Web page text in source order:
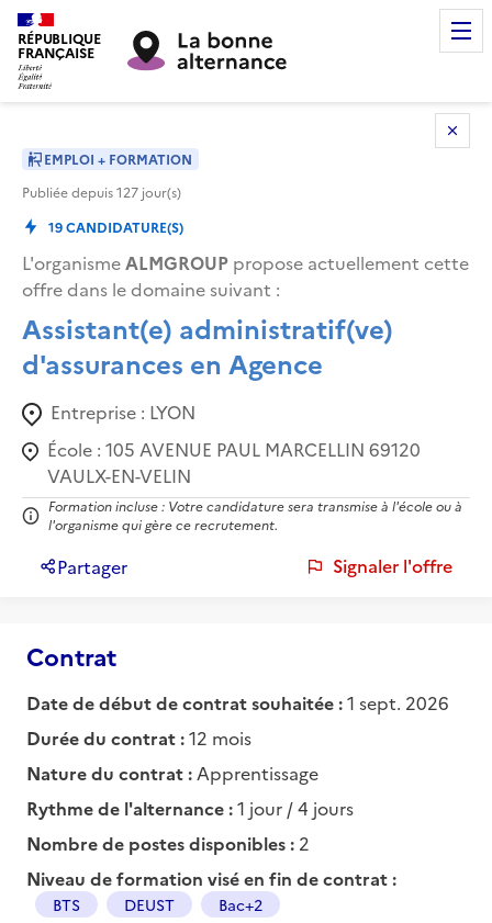
RÉPUBLIQUE
FRANÇAISE
EMPLOI + FORMATION
Publiée depuis127 jour(s)
19CANDIDATURE(S)
L'organismeALMGROUP propose actuellement cette
offre dans le domaine suivant :
Assistant(e) administratif(ve)
d'assurances en Agence
Entreprise : LYON
École : 105 AVENUE PAUL MARCELLIN 69120
VAULX-EN-VELIN
Formation incluse : Votre candidature sera transmise à l'école ou à
l'organisme qui gère ce recrutement.
Partager Signaler l'offre
Contrat
Date de début de contrat souhaitée :1 sept. 2026
Durée du contrat :12 mois
Nature du contrat : Apprentissage
Rythme de l'alternance :1 jour / 4 jours
Nombre de postes disponibles : 2
Niveau de formation visé en fin de contrat :
BTS DEUST Bac+2